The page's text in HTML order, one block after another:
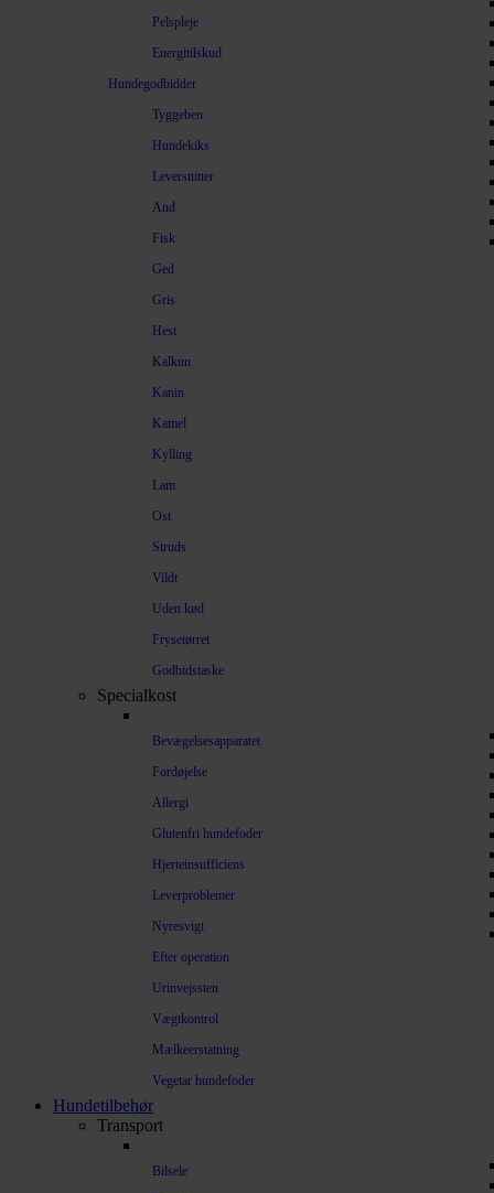
Pelspleje
Energitilskud
Hundegodbidder
Tyggeben
Hundekiks
Leversnitter
And
Fisk
Ged
Gris
Hest
Kalkun
Kanin
Kamel
Kylling
Lam
Ost
Struds
Vildt
Uden kød
Frysetørret
Godbidstaske
Specialkost
Bevægelsesapparatet
Fordøjelse
Allergi
Glutenfri hundefoder
Hjerteinsufficiens
Leverproblemer
Nyresvigt
Efter operation
Urinvejssten
Vægtkontrol
Mælkeerstatning
Vegetar hundefoder
Hundetilbehør
Transport
Bilsele